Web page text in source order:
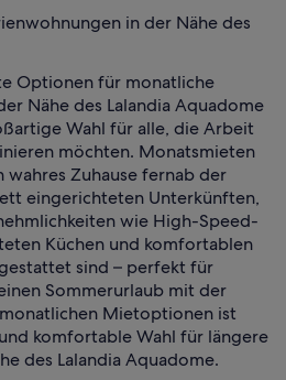
in der Nähe des
Optionen für monatliche
Nähe des Lalandia Aquadome
Wahl für alle, die Arbeit
möchten. Monatsmieten
Zuhause fernab der
eingerichteten Unterkünften,
wie High-Speed-
Küchen und komfortablen
sind – perfekt für
Sommerurlaub mit der
Mietoptionen ist
komfortable Wahl für längere
des Lalandia Aquadome.